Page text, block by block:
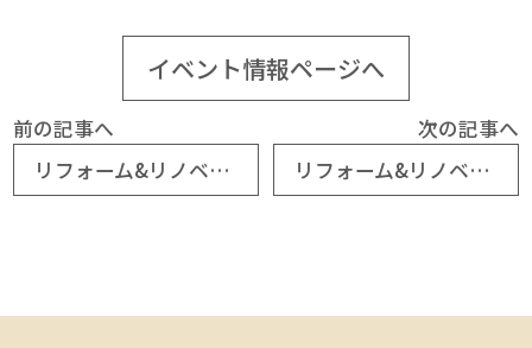
イベント情報ページへ
前の記事へ
リフォーム&リノベーション相談室inショールームKURE
次の記事へ
リフォーム&リノベーション相談室 in IHIアリーナ呉